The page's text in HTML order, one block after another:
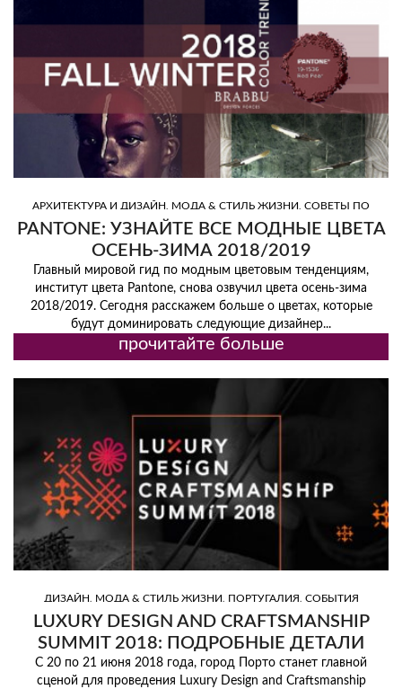
АРХИТЕКТУРА И ДИЗАЙН МОДА & СТИЛЬ ЖИЗНИ СОВЕТЫ ПО
ДИЗАЙНУ
PANTONE: УЗНАЙТЕ ВСЕ МОДНЫЕ ЦВЕТА
ОСЕНЬ-ЗИМА 2018/2019
Главный мировой гид по модным цветовым тенденциям,
институт цвета Pantone, снова озвучил цвета осень-зима
2018/2019. Сегодня расскажем больше о цветах, которые
будут доминировать следующие дизайнер...
прочитайте больше
ДИЗАЙН, МОДА & СТИЛЬ ЖИЗНИ, ПОРТУГАЛИЯ, СОБЫТИЯ
LUXURY DESIGN AND CRAFTSMANSHIP
SUMMIT 2018: ПОДРОБНЫЕ ДЕТАЛИ
СОБЫТИЯ
С 20 по 21 июня 2018 года, город Порто станет главной
сценой для проведения Luxury Design and Craftsmanship